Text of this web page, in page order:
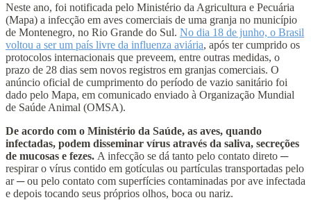
Neste ano, foi notificada pelo Ministério da Agricultura e Pecuária
(Mapa) a infecção em aves comerciais de uma granja no município
de Montenegro, no Rio Grande do Sul. No dia 18 de junho, o Brasil
voltou a ser um país livre da influenza aviária, após ter cumprido os
protocolos internacionais que preveem, entre outras medidas, o
prazo de 28 dias sem novos registros em granjas comerciais. O
anúncio oficial de cumprimento do período de vazio sanitário foi
dado pelo Mapa, em comunicado enviado à Organização Mundial
de Saúde Animal (OMSA).
De acordo com o Ministério da Saúde, as aves, quando
infectadas, podem disseminar vírus através da saliva, secreções
de mucosas e fezes. A infecção se dá tanto pelo contato direto ─
respirar o vírus contido em gotículas ou partículas transportadas pelo
ar ─ ou pelo contato com superfícies contaminadas por ave infectada
e depois tocando seus próprios olhos, boca ou nariz.